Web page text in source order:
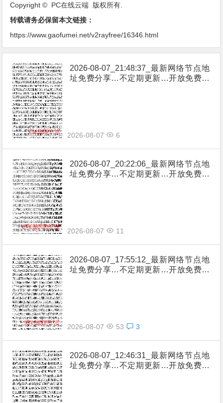
Copyright © PC在线云端 版权所有.
转载请务必保留本文链接：
https://www.gaofumei.net/v2rayfree/16346.html
2026-08-07_21:48:37_最新网络节点地
址免费分享…不定期更新…开放免费分
2026-08-07 6
2026-08-07_20:22:06_最新网络节点地
址免费分享…不定期更新…开放免费分
2026-08-07 11
2026-08-07_17:55:12_最新网络节点地
址免费分享…不定期更新…开放免费分
2026-08-07 53 3
2026-08-07_12:46:31_最新网络节点地
址免费分享…不定期更新…开放免费分